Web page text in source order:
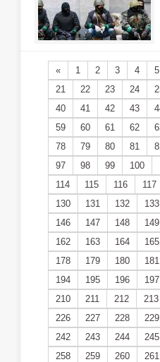
« 1 2 3 4
5
21
22 23 24
40
41 42 43
59
60 61 62
78
79 80 81
97
98 99 100
114
115 116
117
130
131 132
133
146
147 148
149
162
163 164
165
178
179 180
181
194
195 196
197
210
211 212
213
226
227 228
229
242
243 244
245
258
259 260
261